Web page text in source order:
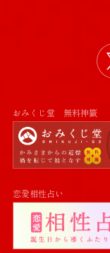
おみくじ堂 無料神籤
恋愛相性占い